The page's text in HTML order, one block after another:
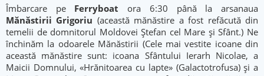
Îmbarcare pe Ferryboat
ora 6:30 până la arsanaua
Mănăstirii Grigoriu (această mănăstire a fost refăcută din
temelii de domnitorul Moldovei Ștefan cel Mare și Sfânt.) Ne
închinăm la odoarele Mănăstirii (Cele mai vestite icoane din
această mănăstire sunt: icoana Sfântului Ierarh Nicolae, a
Maicii Domnului, «Hrănitoarea cu lapte» (Galactotrofusa) și a